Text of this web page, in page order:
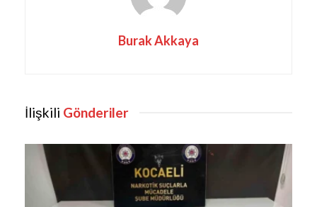
Burak Akkaya
İlişkili Gönderiler